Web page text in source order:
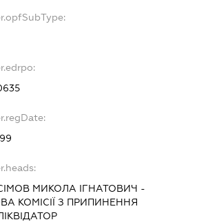
МИКОЛА ІГНАТОВИЧ -
КОМІСІЇ З ПРИПИНЕННЯ